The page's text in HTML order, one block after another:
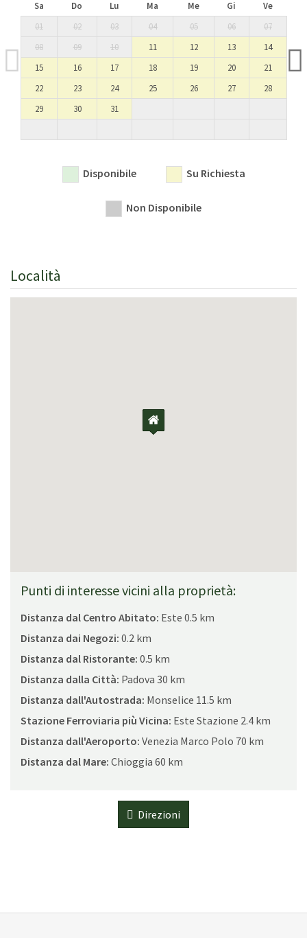
CIN: IT028037B48NF95NS2 / CIR: 02803LOC00035
Sa Do Lu Ma Me Gi
Ve
01
02 03 04 05 06
07
08
09 10 11 12 13
14
15
16 17 18 19 20
21
22
23 24 25 26 27
28
29
30 31
Disponibile Su Richiesta
Non Disponibile
Località
Punti di interesse vicini alla proprietà:
Distanza dal Centro Abitato: Este 0.5 km
Distanza dai Negozi: 0.2 km
Distanza dal Ristorante: 0.5 km
Distanza dalla Città: Padova 30 km
Distanza dall'Autostrada: Monselice 11.5 km
Stazione Ferroviaria più Vicina: Este Stazione 2.4 km
Distanza dall'Aeroporto: Venezia Marco Polo 70 km
Distanza dal Mare: Chioggia 60 km
Direzioni